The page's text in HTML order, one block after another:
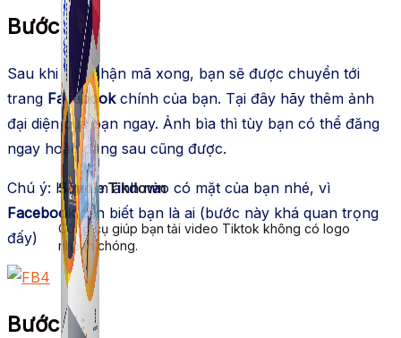
Simple Tikdown
Công cụ giúp bạn tải video Tiktok không có logo
nhanh chóng.
Bước 3 :
Sau khi xác nhận mã xong, bạn sẽ được chuyển tới
trang Facebookchính của bạn. Tại đây hãy thêm ảnh
đại diện của bạn ngay. Ảnh bìa thì tùy bạn có thể đăng
ngay hoặc đăng sau cũng được.
Chú ý: Hãy tìm ảnh nào có mặt của bạn nhé, vì
Facebookcần biết bạn là ai (bước này khá quan trọng
đấy)
Bước 4: